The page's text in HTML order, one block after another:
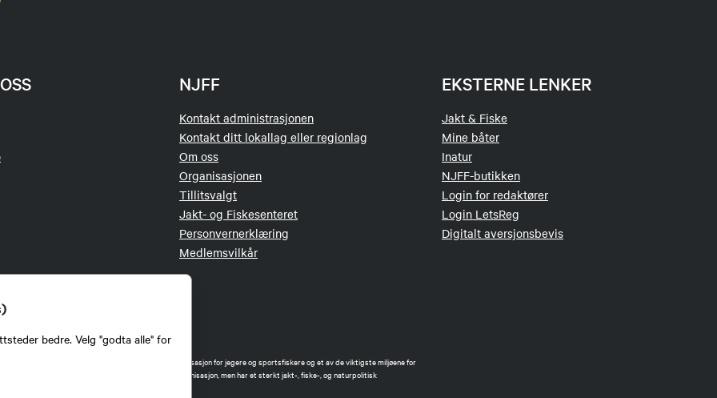
bedre. Velg "godta alle" for
NJFF
Kontakt administrasjonen
Kontakt ditt lokallag eller regionlag
Om oss
Organisasjonen
Tillitsvalgt
Jakt- og Fiskesenteret
Personvernerklæring
Medlemsvilkår
EKSTERNE LENKER
Jakt & Fiske
Mine båter
Inatur
NJFF-butikken
Login for redaktører
Login LetsReg
Digitalt aversjonsbevis
(NJFF) er landets eneste landsdekkende organisasjon for jegere og sportsfiskere og et av de viktigste miljøene for
jakt og fiske i Norge. Vi er en partipolitisk nøytral organisasjon, men har et sterkt jakt-, fiske-, og naturpolitisk